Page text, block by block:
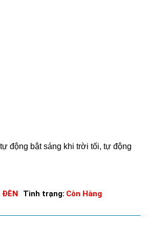
động bật sáng khi trời tối, tự động
ĐÈN Tình trạng: Còn Hàng